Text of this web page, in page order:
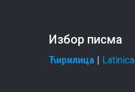
Избор писма
Ћирилица | Latinica